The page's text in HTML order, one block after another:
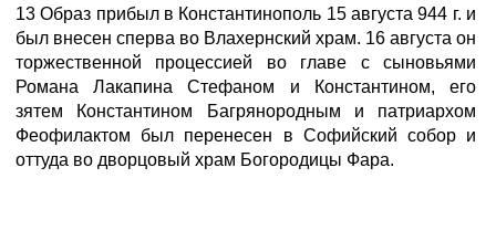
13 Образ прибыл в Константинополь 15 августа 944 г. и
был внесен сперва во Влахернский храм. 16 августа он
торжественной процессией во главе с сыновьями
Романа Лакапина Стефаном и Константином, его
зятем Константином Багрянородным и патриархом
Феофилактом был перенесен в Софийский собор и
оттуда во дворцовый храм Богородицы Фара.